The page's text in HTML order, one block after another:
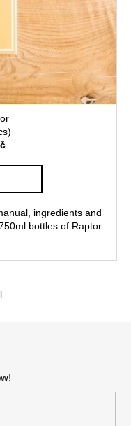
ingredients and
bottles of Raptor